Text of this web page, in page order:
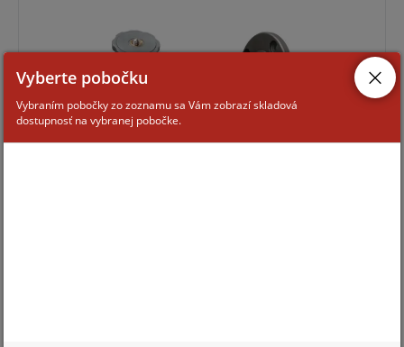
Vyberte pobočku
Vybraním pobočky zo zoznamu sa Vám zobrazí skladová
dostupnosť na vybranej pobočke.